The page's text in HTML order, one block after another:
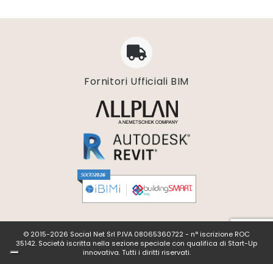
Fornitori Ufficiali BIM
© 2015-2026 Social Net Srl P.IVA 08065360722 - n° iscrizione ROC
35142. Società iscritta nella sezione speciale con qualifica di Start-Up
innovativa. Tutti i diritti riservati.